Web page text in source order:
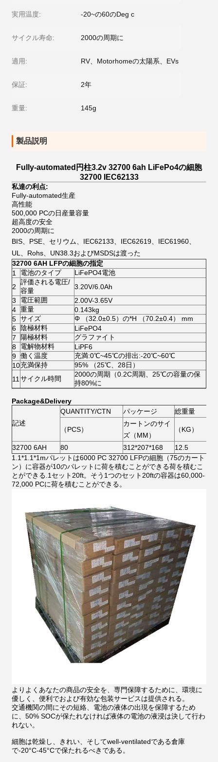
実用温度: -20~の60のDeg c
サイクル寿命: 2000の周期に
適用: RV、Motorhomeの太陽系、EVs
保証: 2年
重量: 145g
製品説明
Fully-automated円柱3.2v 32700 6ah LiFePo4の細胞
32700 IEC62133
私達の利点:
Fully-automated生産
高性能
500,000 PCの日産量容量
超高度の安全
2000の周期に
BIS、PSE、セリウム、IEC62133、IEC62619、IEC61960、
UL、Rohs、UN38.3およびMSDSは渡った
32700 6AH LFPの細胞の指定
1
電池のタイプ
LiFePO4電池
2
評価される電圧/
容量
3.20V/6.0Ah
3
電圧範囲
2.00V-3.65V
4 重量
0.143kg
5 サイズ
Φ （32.0±0.5）の*H （70.2±0.4） mm
6
陰極材料
LiFePO4
7
陽極材料
グラファイト
8
電解物材料
LiPF6
9 働く温度
充満:0℃~45℃の排出:-20℃~60℃
10充満保持
95% （25℃、28日）
11 サイクル時間
2000の周期（0.2C周期、25℃の容量の保
持80%に
Package&Delivery
記述
QUANTITY/CTN パッケージ 総重量
（PCS）
カートンのサイ
ズ（MM）
（KG）
32700 6AH 80 312*207*168
12.5
1.1*1.1*1mパレットは6000 PC 32700 LFPの細胞（75のカート
ン）に容器が10のパレットに荷を積むことができる荷を積むこ
とができる.1セット20ft。そう1つのセット20ftの容器は60,000-
72,000 PCに荷を積むことができる。
よりよくあなたの商品の安全を、専門保障するために、環境に
優しく、便利でおよび有効な包装サービスは提供される。
交通機関の間にその短絡、電池の液体の出現を保障するため
に、50% SOCが保たれなければ液体の電池の液浸は決して行わ
れない。
細胞は乾燥し、きれい、そしてwell-ventilatedである倉庫
で-20°C-45°Cで保たれるべきである。